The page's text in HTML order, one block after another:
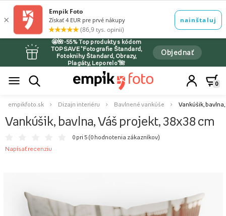
🤩🌺-55% Top produkty s kódom
TOPSAVE *Fotografie Štandard,
Fotoknihy Štandard, Obrazy,
Plagáty, Leporelo*🌺
Objednať
0
empikfoto.sk Dizajn interiéru Bavlnené vankúše Vankúšik,
Vankúšik, bavlna, Váš projekt, 38x38 cm
0 pri 5 (0 hodnotenia zákazníkov)
Napísať recenziu